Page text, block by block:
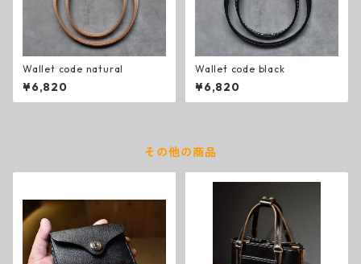
Wallet code natural
¥6,820
Wallet code black
¥6,820
その他の商品